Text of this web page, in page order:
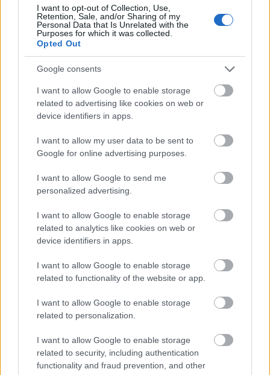
I want to opt-out of Collection, Use,
Retention, Sale, and/or Sharing of my
Personal Data that Is Unrelated with the
Purposes for which it was collected.
Opted Out
Google consents
I want to allow Google to enable storage
related to advertising like cookies on web or
device identifiers in apps.
I want to allow my user data to be sent to
Google for online advertising purposes.
I want to allow Google to send me
personalized advertising.
I want to allow Google to enable storage
related to analytics like cookies on web or
device identifiers in apps.
I want to allow Google to enable storage
related to functionality of the website or app.
I want to allow Google to enable storage
related to personalization.
I want to allow Google to enable storage
related to security, including authentication
functionality and fraud prevention, and other
gyorsmérleg
HÍREK 2026. júl. 20.
Mi lett Alain Delon vagyonával? Adóhatósági
csavar a sztoriban
HÍREK 2026. júl. 19.
Kreml szóvivő: Erős
és pusztító